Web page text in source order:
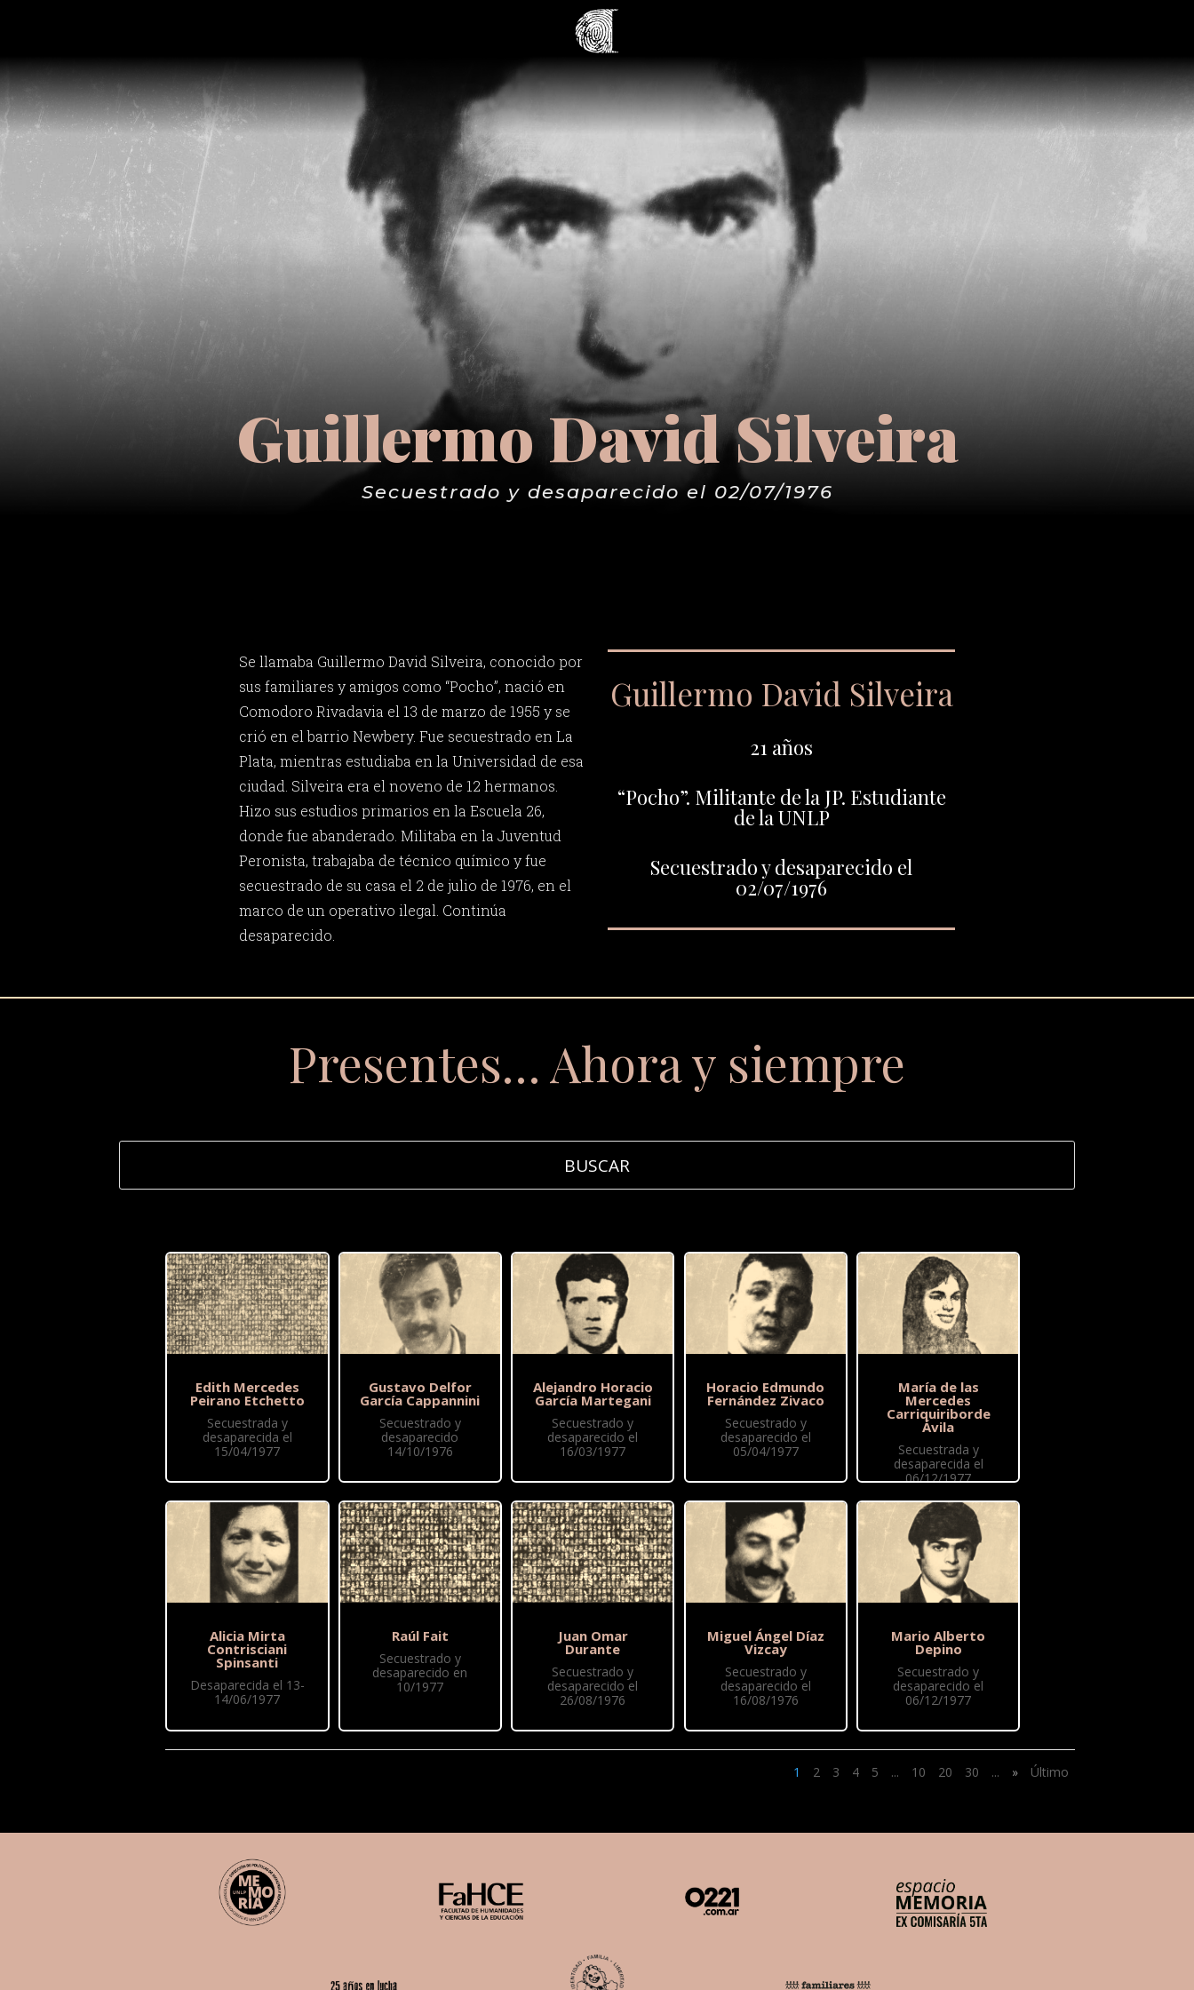
Guillermo David Silveira
Secuestrado y desaparecido el 02/07/1976
Se llamaba Guillermo David Silveira, conocido por
sus familiares y amigos como “Pocho”, nació en
Comodoro Rivadavia el 13 de marzo de 1955 y se
crió en el barrio Newbery. Fue secuestrado en La
Plata, mientras estudiaba en la Universidad de esa
ciudad. Silveira era el noveno de 12 hermanos.
Hizo sus estudios primarios en la Escuela 26,
donde fue abanderado. Militaba en la Juventud
Peronista, trabajaba de técnico químico y fue
secuestrado de su casa el 2 de julio de 1976, en el
marco de un operativo ilegal. Continúa
desaparecido.
Guillermo David Silveira
21 años
“Pocho”. Militante de la JP. Estudiante
de la UNLP
Secuestrado y desaparecido el
02/07/1976
Presentes… Ahora y siempre
Edith Mercedes
Peirano Etchetto
Secuestrada y
desaparecida el
15/04/1977
Alicia Mirta
Contrisciani
Spinsanti
Desaparecida el 13-
14/06/1977
Gustavo Delfor
García Cappannini
Secuestrado y
desaparecido
14/10/1976
Raúl Fait
Secuestrado y
desaparecido en
10/1977
Alejandro Horacio
García Martegani
Secuestrado y
desaparecido el
16/03/1977
Juan Omar
Durante
Secuestrado y
desaparecido el
26/08/1976
Horacio Edmundo
Fernández Zivaco
Secuestrado y
desaparecido el
05/04/1977
Miguel Ángel Díaz
Vizcay
Secuestrado y
desaparecido el
16/08/1976
María de las
Mercedes
Carriquiriborde
Ávila
Secuestrada y
desaparecida el
06/12/1977
Mario Alberto
Depino
Secuestrado y
desaparecido el
06/12/1977
1 2 3 4 5 ... 10 20 30 ... » Último